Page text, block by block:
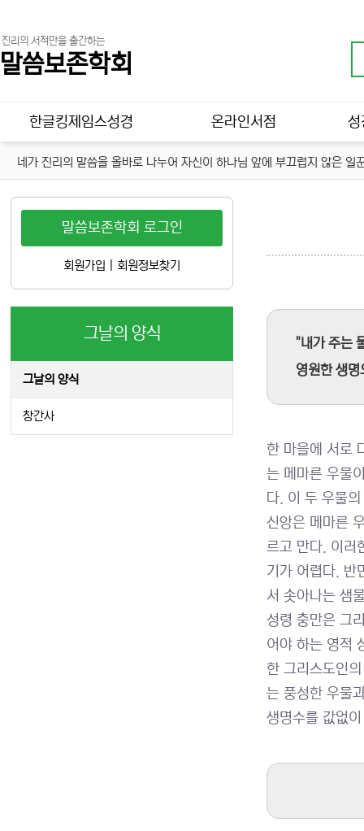
진리의 서적만을 출간하는
말씀보존학회
메인 메뉴
한글킹제임스성경 온라인서점 성
네가 진리의 말씀을 올바로 나누어 자신이 하나님 앞에 부끄럽지 않은
"내가 주는
영원한 생
한 마을에 서로
는 메마른 우물
다. 이 두 우물
신앙은 메마른
르고 만다. 이러
기가 어렵다. 반
서 솟아나는 샘
성령 충만은 그
어야 하는 영적
한 그리스도인
는 풍성한 우물
생명수를 값없
말씀보존학회 로그인
회원가입 회원정보찾기
그날의 양식
그날의 양식
창간사